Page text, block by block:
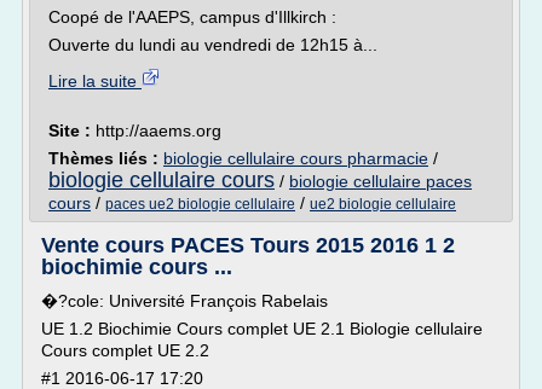
Coopé de l'AAEPS, campus d'Illkirch :
Ouverte du lundi au vendredi de 12h15 à...
Lire la suite
Site : http://aaems.org
Thèmes liés : biologie cellulaire cours pharmacie /
biologie cellulaire cours / biologie cellulaire paces
cours / paces ue2 biologie cellulaire / ue2 biologie cellulaire
Vente cours PACES Tours 2015 2016 1 2
biochimie cours ...
�?cole: Université François Rabelais
UE 1.2 Biochimie Cours complet UE 2.1 Biologie cellulaire
Cours complet UE 2.2
#1 2016-06-17 17:20